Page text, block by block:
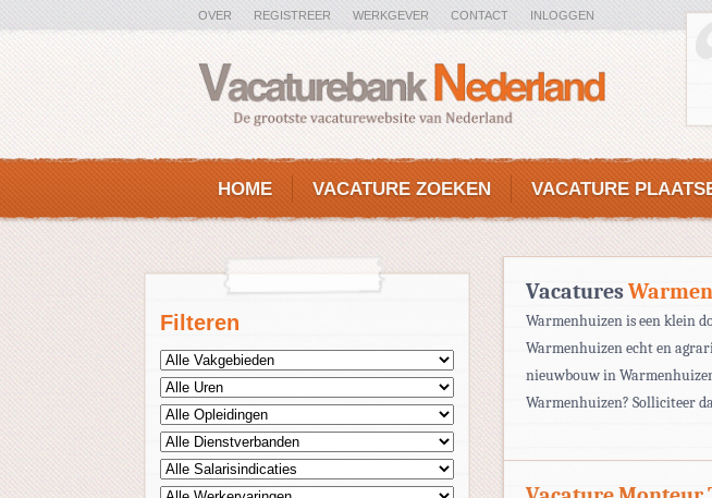
OVER REGISTREER WERKGEVER CONTACT INLOGGEN
HOME VACATURE ZOEKEN VACATURE
Filteren
Vacatures
Warmenhuizen is een klein
Warmenhuizen echt en
nieuwbouw in
Warmenhuizen? Solliciteer